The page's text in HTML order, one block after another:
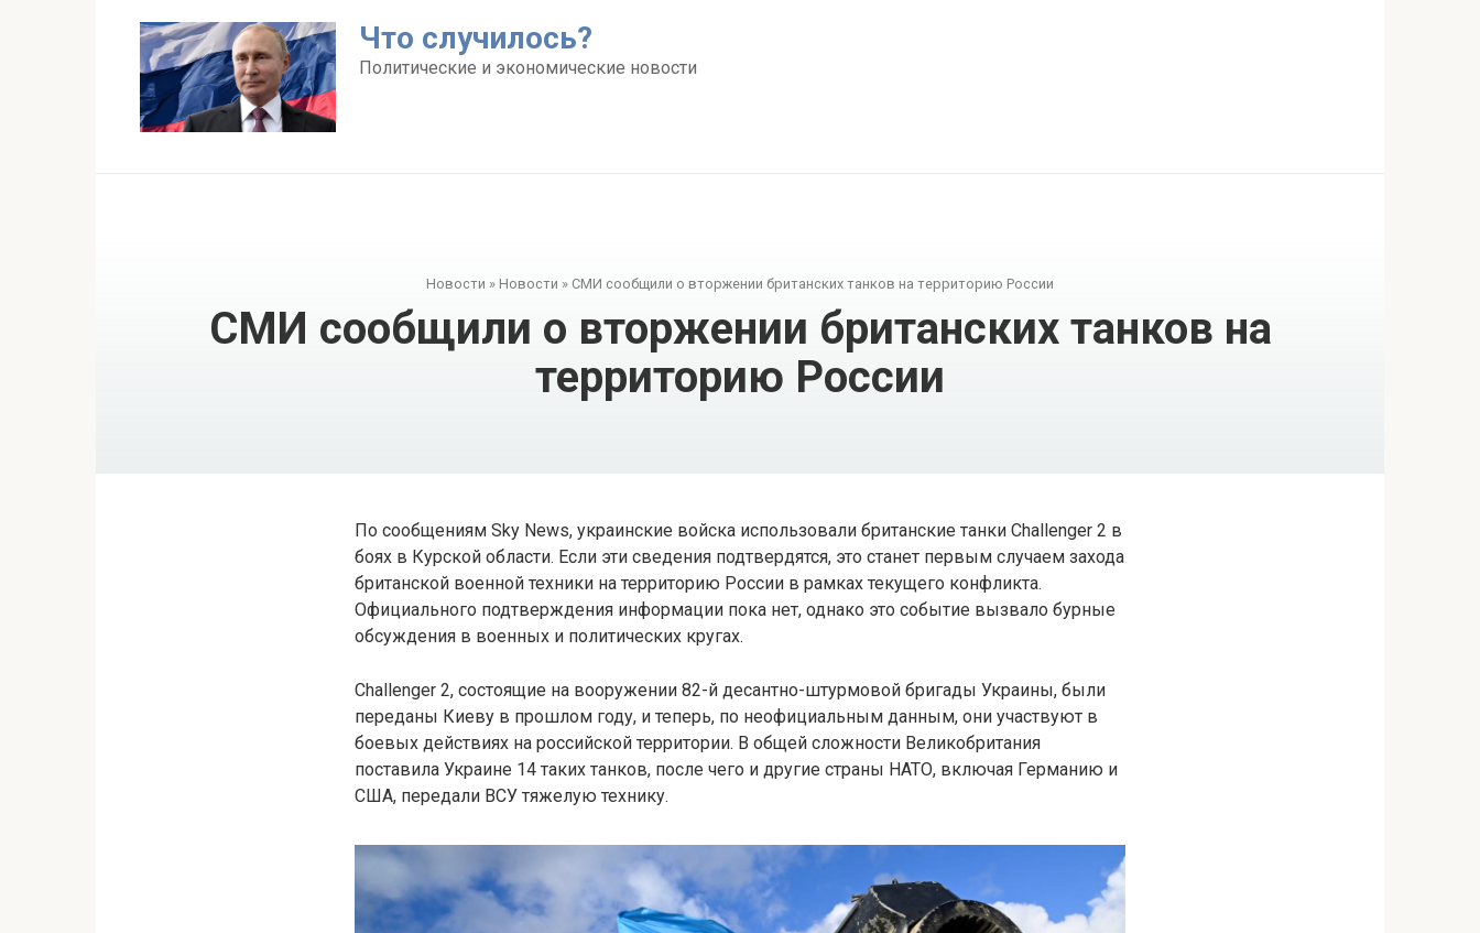
Что случилось?
Политические и экономические новости
Новости » Новости » СМИ сообщили о вторжении британских танков на территорию России
СМИ сообщили о вторжении британских танков на
территорию России
По сообщениям Sky News, украинские войска использовали британские танки Challenger 2 в
боях в Курской области. Если эти сведения подтвердятся, это станет первым случаем захода
британской военной техники на территорию России в рамках текущего конфликта.
Официального подтверждения информации пока нет, однако это событие вызвало бурные
обсуждения в военных и политических кругах.
Challenger 2, состоящие на вооружении 82-й десантно-штурмовой бригады Украины, были
переданы Киеву в прошлом году, и теперь, по неофициальным данным, они участвуют в
боевых действиях на российской территории. В общей сложности Великобритания
поставила Украине 14 таких танков, после чего и другие страны НАТО, включая Германию и
США, передали ВСУ тяжелую технику.